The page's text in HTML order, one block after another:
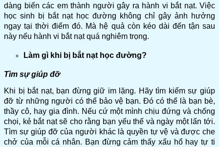
dàng biến các em thành người gây ra hành vi bắt nạt. Việc
học sinh bị bắt nạt học đường không chỉ gây ảnh hưởng
ngay tại thời điểm đó. Mà hệ quả còn kéo dài đến tận sau
này nếu hành vi bắt nạt quá nghiêm trọng.
Làm gì khi bị bắt nạt học đường?
Tìm sự giúp đỡ
Khi bị bắt nạt, bạn đừng giữ im lặng. Hãy tìm kiếm sự giúp
đỡ từ những người có thể bảo vệ bạn. Đó có thể là bạn bè,
thầy cô, hay gia đình. Nếu cứ một mình chịu đứng và chống
chọi, kẻ bắt nạt sẽ cho rằng bạn yếu thế và ngày một lấn tới.
Tìm sự giúp đỡ của người khác là quyền tự vệ và được che
chở của mỗi cá nhân. Bạn đừng cảm thấy xấu hổ hay tự ti